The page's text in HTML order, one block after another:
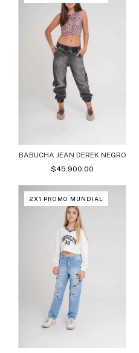
BABUCHA JEAN DEREK NEGRO
$45.900,00
2X1 PROMO MUNDIAL